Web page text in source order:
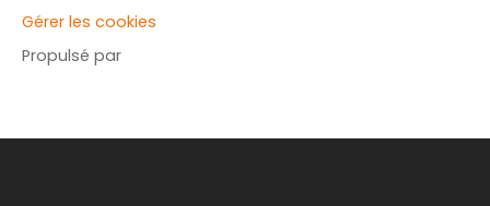
Gérer les cookies
Propulsé par